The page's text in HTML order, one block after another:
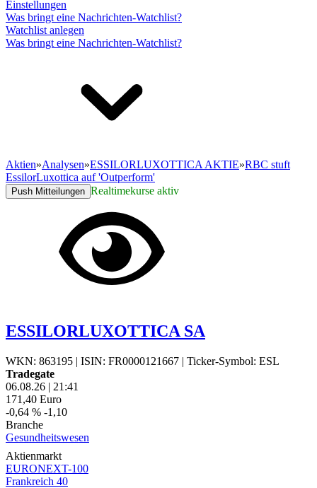
Einstellungen
Was bringt eine Nachrichten-Watchlist?
Watchlist anlegen
Was bringt eine Nachrichten-Watchlist?
Aktien»Analysen»ESSILORLUXOTTICA AKTIE»RBC stuft
EssilorLuxottica auf 'Outperform'
Push Mitteilungen Realtimekurse aktiv
ESSILORLUXOTTICA SA
WKN: 863195 | ISIN: FR0000121667 | Ticker-Symbol: ESL
Tradegate
06.08.26 | 21:41
171,40 Euro
-0,64 % -1,10
Branche
Gesundheitswesen
Aktienmarkt
EURONEXT-100
Frankreich 40